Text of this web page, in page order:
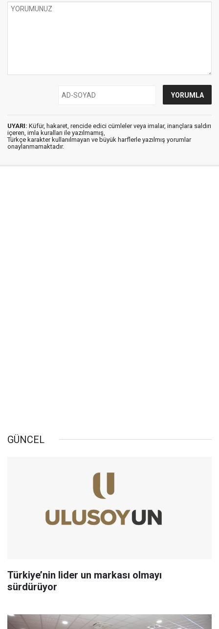
UYARI: Küfür, hakaret, rencide edici cümleler veya imalar, inançlara saldırı
içeren, imla kuralları ile yazılmamış,
Türkçe karakter kullanılmayan ve büyük harflerle yazılmış yorumlar
onaylanmamaktadır.
GÜNCEL
Türkiye’nin lider un markası olmayı
sürdürüyor